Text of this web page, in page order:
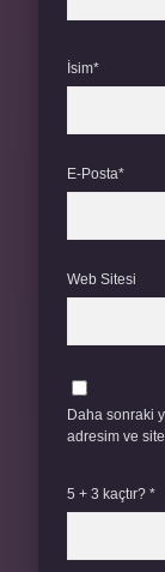
İsim*
E-Posta*
Web Sitesi
Daha sonraki
adresim ve
5 + 3 kaçtır? *